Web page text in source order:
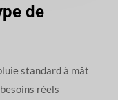
de
standard à mât
réels